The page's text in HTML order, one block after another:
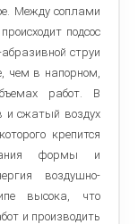
Между соплами
подсос
струи
чем в напорном,
работ. В
и сжатый воздух
крепится
формы и
воздушно-
высока, что
и производить